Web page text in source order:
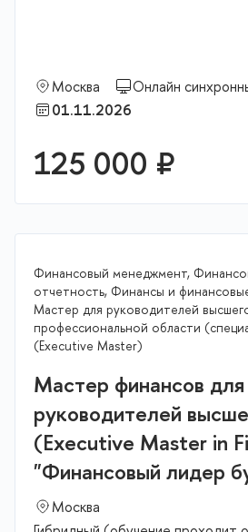
Москва
Онлайн
01.11.2026
125 000 ₽
Финансовый менеджмент,
отчетность, Финансы и
Мастер для руководителей
профессиональной области
(Executive Master)
Мастер финансов для
руководителей
(Executive Master in
"Финансовый лидер
Москва